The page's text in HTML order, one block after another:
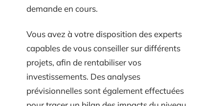
demande en cours.
Vous avez à votre disposition des experts
capables de vous conseiller sur différents
projets, afin de rentabiliser vos
investissements. Des analyses
prévisionnelles sont également effectuées